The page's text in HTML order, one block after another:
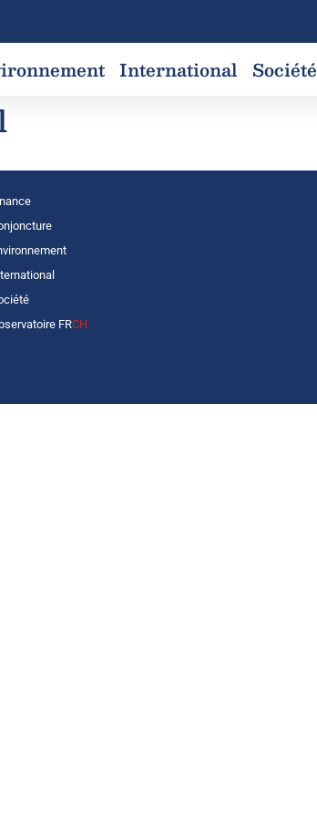
International Société
FRCH